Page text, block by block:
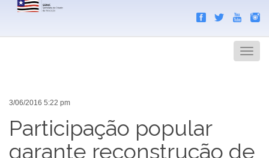
Menu
3/06/2016 5:22 pm
Participação popular
garante reconstrução de